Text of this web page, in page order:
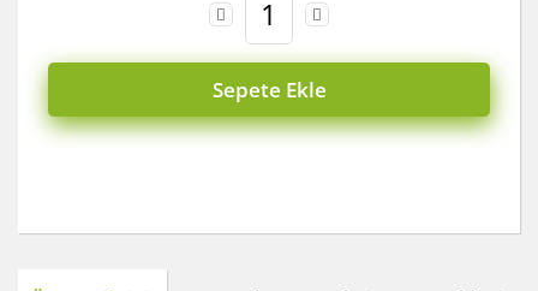
Sepete Ekle